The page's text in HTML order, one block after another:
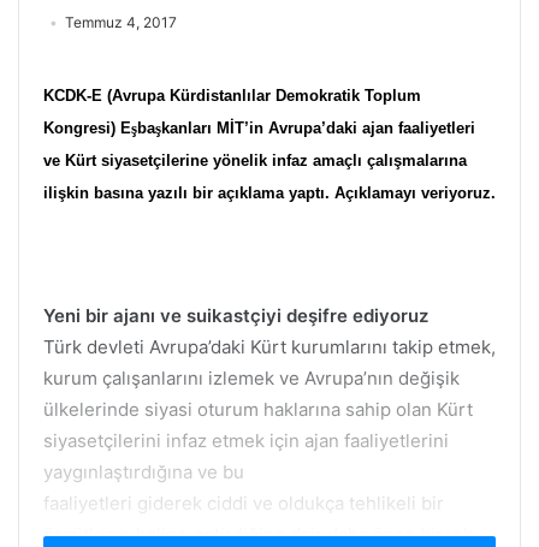
Temmuz 4, 2017
KCDK-E (Avrupa Kürdistanlılar Demokratik Toplum
Kongresi) Eşbaşkanları MİT’in Avrupa’daki ajan faaliyetleri
ve Kürt siyasetçilerine yönelik infaz amaçlı çalışmalarına
ilişkin basına yazılı bir açıklama yaptı. Açıklamayı veriyoruz.
Yeni bir ajanı ve suikastçiyi deşifre ediyoruz
Türk devleti Avrupa’daki Kürt kurumlarını takip etmek,
kurum çalışanlarını izlemek ve Avrupa’nın değişik
ülkelerinde siyasi oturum haklarına sahip olan Kürt
siyasetçilerini infaz etmek için ajan faaliyetlerini
yaygınlaştırdığına ve bu
faaliyetleri giderek ciddi ve oldukça tehlikeli bir
örgütleme haline getirdiğine dair daha önce birçok